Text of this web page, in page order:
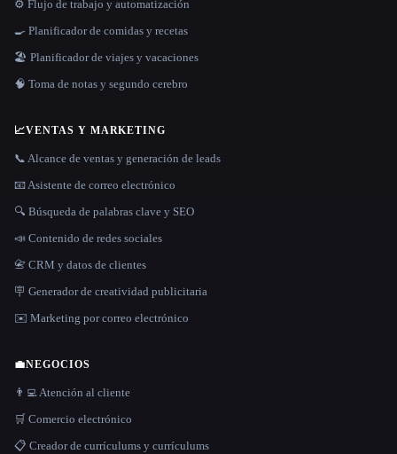
⚙️ Flujo de trabajo y automatización
🍳 Planificador de comidas y recetas
🏖 Planificador de viajes y vacaciones
🧠 Toma de notas y segundo cerebro
📈VENTAS Y MARKETING
📞 Alcance de ventas y generación de leads
📧 Asistente de correo electrónico
🔍 Búsqueda de palabras clave y SEO
📣 Contenido de redes sociales
📇 CRM y datos de clientes
🪧 Generador de creatividad publicitaria
✉️ Marketing por correo electrónico
💼NEGOCIOS
👨‍💻 Atención al cliente
🛒 Comercio electrónico
📋 Creador de currículums y currículums